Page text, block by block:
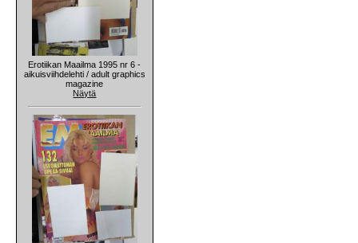
Erotiikan Maailma 1995 nr 6 -
aikuisviihdelehti / adult graphics
magazine
Näytä